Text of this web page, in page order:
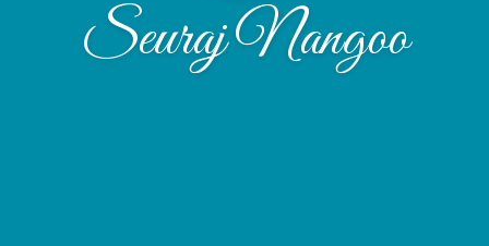
Seuraj Nangoo